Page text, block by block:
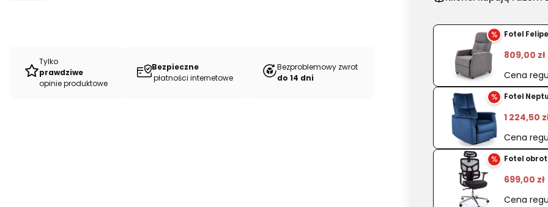
Tylko
prawdziwe
opinie produktowe
Bezpieczne
płatności internetowe
Bezproblemowy zwrot
do 14 dni
Fotel
CURTIZ
% Fotel
809,00 zł
Cena
% Fotel
1 224,50
Cena
% Fotel
699,00 zł
Cena